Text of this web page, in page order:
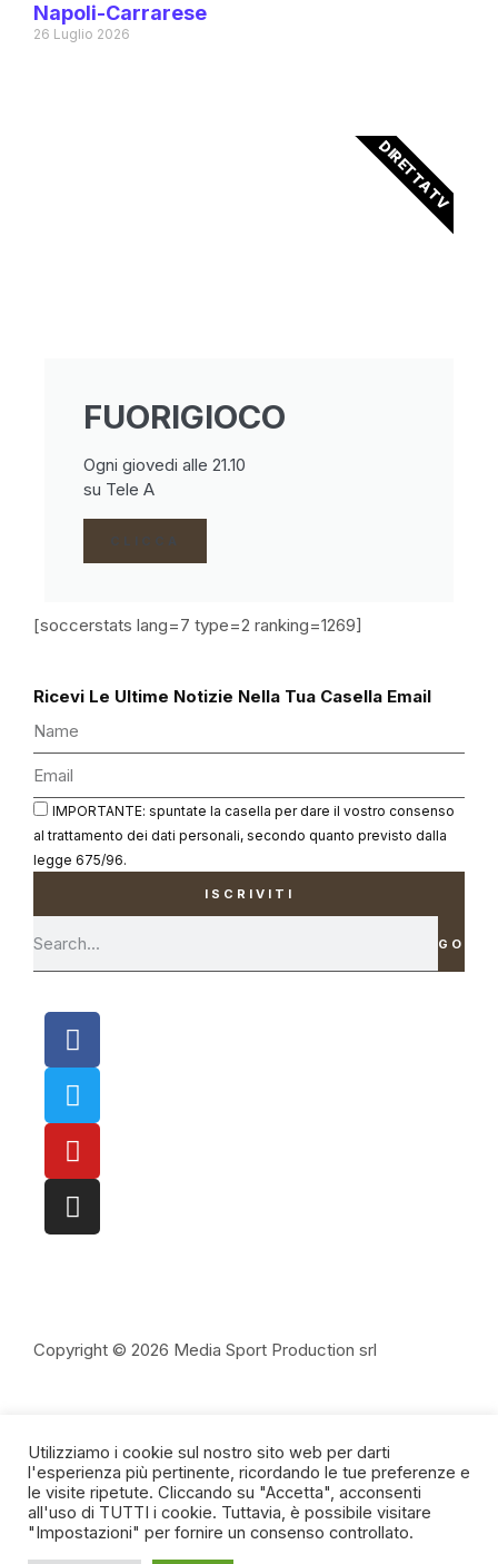
Napoli-Carrarese
26 Luglio 2026
FUORIGIOCO
Ogni giovedi alle 21.10
su Tele A
CLICCA
DIRETTA TV
[soccerstats lang=7 type=2 ranking=1269]
Ricevi Le Ultime Notizie Nella Tua Casella Email
IMPORTANTE: spuntate la casella per dare il vostro consenso
al trattamento dei dati personali, secondo quanto previsto dalla
legge 675/96.
ISCRIVITI
GO
Copyright © 2026 Media Sport Production srl
redazione@fuorigioco.info
direttore@fuorigioco.info
Privacy Policy
Utilizziamo i cookie sul nostro sito web per darti
l'esperienza più pertinente, ricordando le tue preferenze e
le visite ripetute. Cliccando su "Accetta", acconsenti
all'uso di TUTTI i cookie. Tuttavia, è possibile visitare
"Impostazioni" per fornire un consenso controllato.